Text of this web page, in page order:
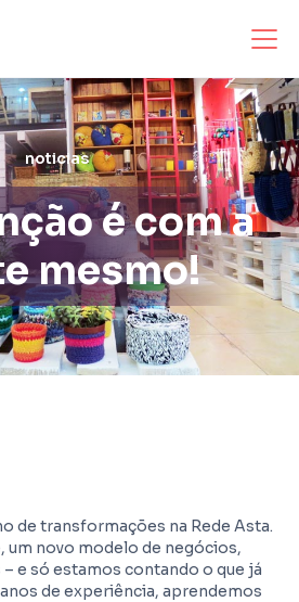
noticias
é com a
mesmo!
de transformações na Rede Asta.
um novo modelo de negócios,
e só estamos contando o que já
de experiência, aprendemos